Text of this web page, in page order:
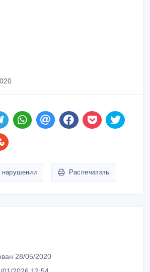
Распечатать
28/05/2020